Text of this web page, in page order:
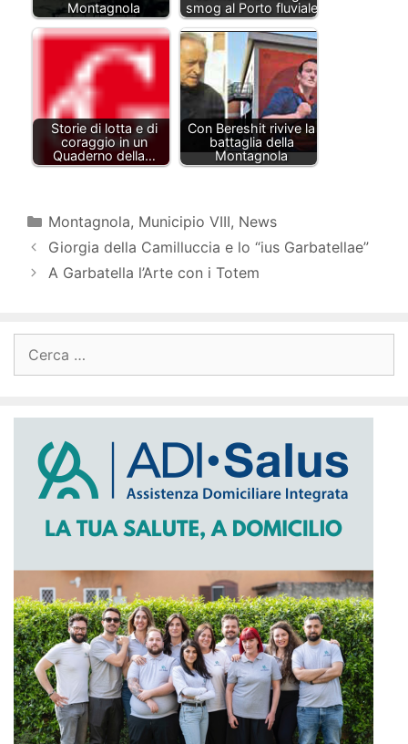
Montagnola
smog al Porto fluviale
Storie di lotta e di
coraggio in un
Quaderno della…
Con Bereshit rivive la
battaglia della
Montagnola
Categorie
Montagnola, Municipio VIII, News
Giorgia della Camilluccia e lo “ius Garbatellae”
A Garbatella l’Arte con i Totem
per: